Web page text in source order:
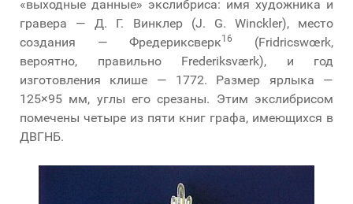
«выходные данные» экслибриса: имя художника и
гравера — Д. Г. Винклер (J. G. Winckler), место
создания — Фредериксверк16
(Fridricswœrk,
вероятно, правильно Frederiksværk), и год
изготовления клише — 1772. Размер ярлыка —
125×95 мм, углы его срезаны. Этим экслибрисом
помечены четыре из пяти книг графа, имеющихся в
ДВГНБ.